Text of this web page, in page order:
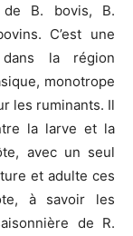
de B. bovis, B.
C’est une
la région
monotrope
les ruminants. Il
la larve et la
avec un seul
et adulte ces
à savoir les
de R.